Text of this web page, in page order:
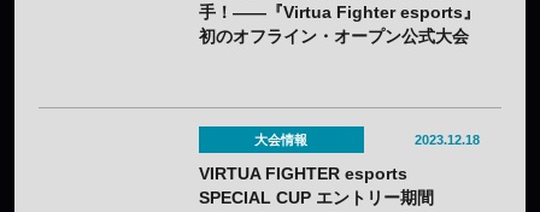
手！——『Virtua Fighter esports』
初のオフライン・オープン公式大会
大会情報 2023.12.18
VIRTUA FIGHTER esports
SPECIAL CUP エントリー期間